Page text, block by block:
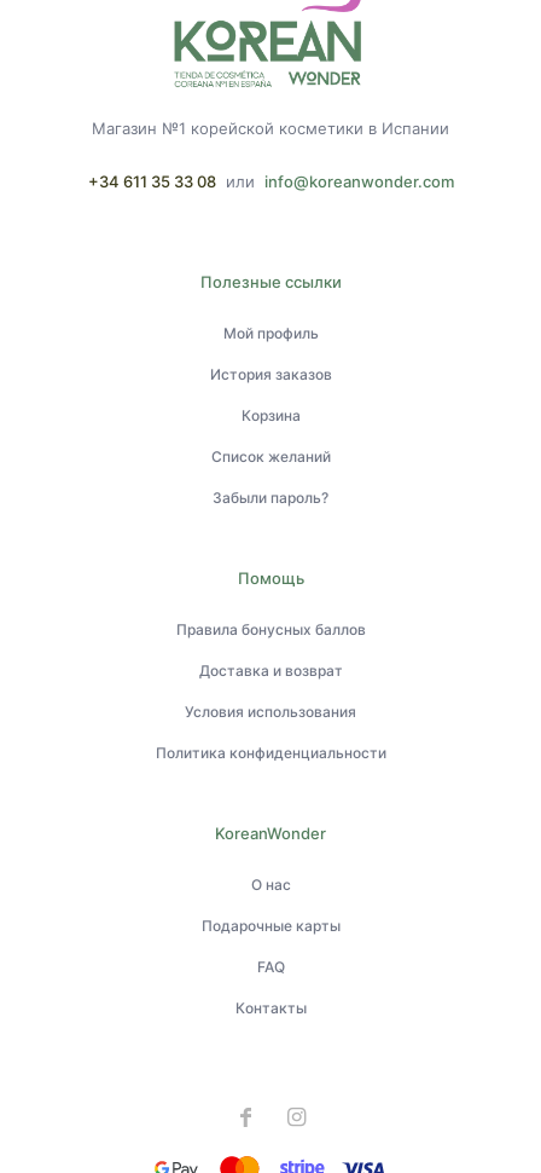
Магазин №1 корейской косметики в Испании
+34 611 35 33 08 или info@koreanwonder.com
Полезные ссылки
Мой профиль
История заказов
Корзина
Список желаний
Забыли пароль?
Помощь
Правила бонусных баллов
Доставка и возврат
Условия использования
Политика конфиденциальности
KoreanWonder
О нас
Подарочные карты
FAQ
Контакты